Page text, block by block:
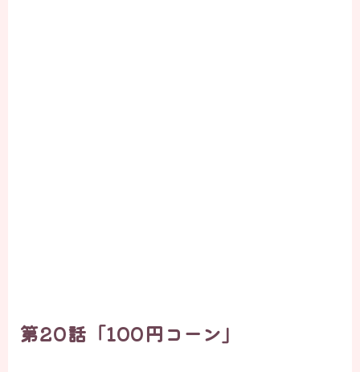
第20話「100円コーン」